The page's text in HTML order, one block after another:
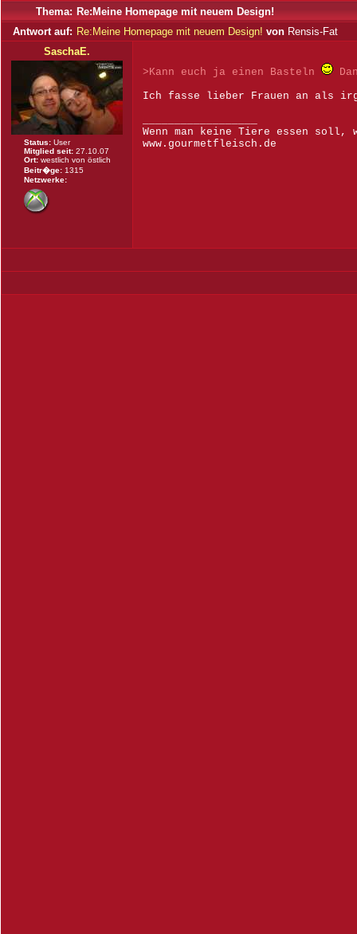
Thema: Re:Meine Homepage mit neuem Design!
Antwort auf: Re:Meine Homepage mit neuem Design! von Rensis-Fat
SaschaE.
Status: User
Mitglied seit: 27.10.07
Ort: westlich von östlich
Beitr�ge: 1315
Netzwerke:
>Kann euch ja einen Basteln
Ich fasse lieber Frauen an als
Wenn man keine Tiere essen soll,
www.gourmetfleisch.de